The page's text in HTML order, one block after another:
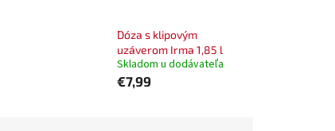
Dóza s klipovým
uzáverom Irma 1,85 l
Skladom u dodávateľa
€7,99